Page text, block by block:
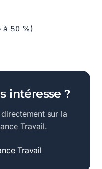
à 50 %)
intéresse ?
sur la
Travail.
Travail